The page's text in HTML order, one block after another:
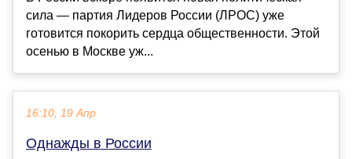
сила — партия Лидеров России (ЛРОС) уже
готовится покорить сердца общественности. Этой
осенью в Москве уж...
16:10, 19 Апр
Однажды в России